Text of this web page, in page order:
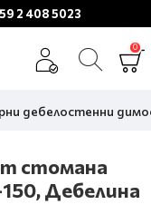
2 408 5023
0
дебелостенни
стомана
Дебелина